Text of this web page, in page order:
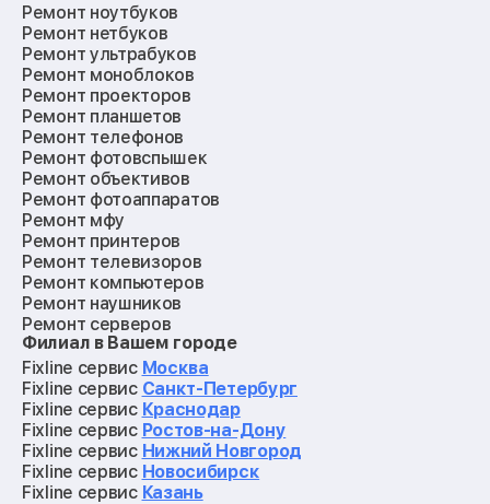
Ремонт ноутбуков
Ремонт нетбуков
Ремонт ультрабуков
Ремонт моноблоков
Ремонт проекторов
Ремонт планшетов
Ремонт телефонов
Ремонт фотовспышек
Ремонт объективов
Ремонт фотоаппаратов
Ремонт мфу
Ремонт принтеров
Ремонт телевизоров
Ремонт компьютеров
Ремонт наушников
Ремонт серверов
Ремонт мониторов
Ремонт квадрокоптеров
Ремонт электросамокатов
Ремонт материнских плат
Ремонт видеокарт
Ремонт кофемашин
Ремонт vr систем
Ремонт игровых приставок
Филиал в Вашем городе
Fixline сервис Москва
Fixline сервис Санкт-Петербург
Fixline сервис Краснодар
Fixline сервис Ростов-на-Дону
Fixline сервис Нижний Новгород
Fixline сервис Новосибирск
Fixline сервис Казань